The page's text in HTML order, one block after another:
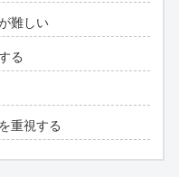
難しい
る
重視する